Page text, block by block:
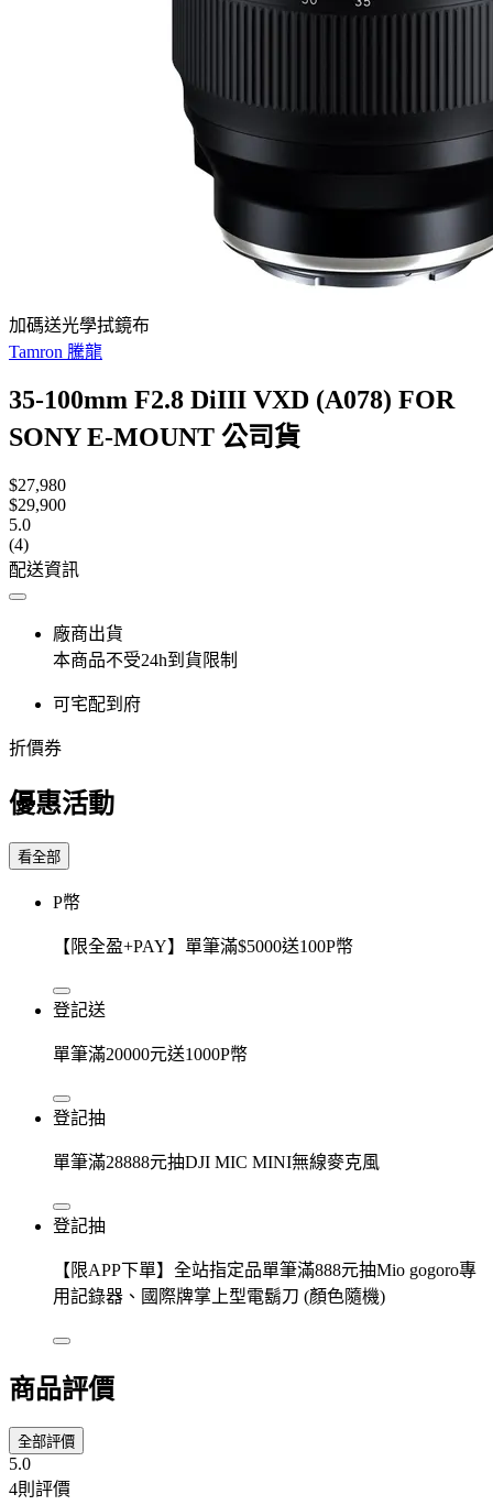
加碼送光學拭鏡布
Tamron 騰龍
35-100mm F2.8 DiIII VXD (A078) FOR
SONY E-MOUNT 公司貨
$27,980
$29,900
5.0
(4)
配送資訊
廠商出貨
本商品不受24h到貨限制
可宅配到府
折價券
優惠活動
看全部
P幣
【限全盈+PAY】單筆滿$5000送100P幣
登記送
單筆滿20000元送1000P幣
登記抽
單筆滿28888元抽DJI MIC MINI無線麥克風
登記抽
【限APP下單】全站指定品單筆滿888元抽Mio gogoro專
用記錄器、國際牌掌上型電鬍刀 (顏色隨機)
商品評價
全部評價
5.0
4則評價